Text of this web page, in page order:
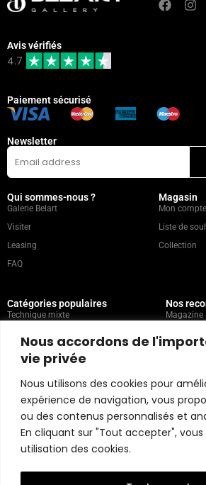
Nous accordons de
vie privée
Nous utilisons des cookies pour
expérience de navigation, vous
ou des contenus personnalisés et
En cliquant sur "Tout accepter",
utilisation des cookies.
Avis vérifiés
4.7
Paiement sécurisé
Newsletter
Qui sommes-nous ?
Galerie Belart
Visiter
Leasing
FAQ
Magasin
Mon compte
Liste de
Collection
Catégories populaires
Technique mixte
Abstrait
Nos
Magazine
Artistes
Politique du magasin
Copyright © 2026 Belart Gallery |